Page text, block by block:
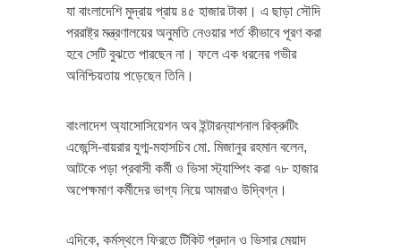
যা বাংলাদেশি মুদ্রায় প্রায় ৪৫ হাজার টাকা। এ ছাড়া সৌদি
পররাষ্ট্র মন্ত্রণালয়ের অনুমতি নেওয়ার শর্ত কীভাবে পূরণ করা
হবে সেটি বুঝতে পারছেন না। ফলে এক ধরনের গভীর
অনিশ্চিয়তায় পড়েছেন তিনি।
বাংলাদেশ অ্যাসোসিয়েশন অব ইন্টারন্যাশনাল রিক্রুটিং
এজেন্সি-বায়রার যুগ্ম-মহাসচিব মো. মিজানুর রহমান বলেন,
আটকে পড়া প্রবাসী কর্মী ও ভিসা স্ট্যাম্পিং করা ৭৮ হাজার
অপেক্ষমাণ কর্মীদের ভাগ্য নিয়ে আমরাও উদ্বিগ্ন।
এদিকে, কর্মস্থলে ফিরতে টিকিট প্রদান ও ভিসার মেয়াদ